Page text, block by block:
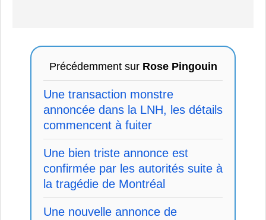
Précédemment sur Rose Pingouin
Une transaction monstre
annoncée dans la LNH, les détails
commencent à fuiter
Une bien triste annonce est
confirmée par les autorités suite à
la tragédie de Montréal
Une nouvelle annonce de